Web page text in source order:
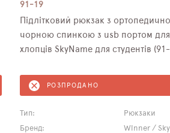
91-19
Підлітковий рюкзак з
чорною спинкою з usb портом для
хлопців SkyName для студентів
РОЗПРОДАНО
Тип:
Рюкзаки
Бренд:
Winner /